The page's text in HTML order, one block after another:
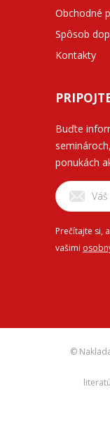
Obchodné
Spôsob
Kontakty
Buďte
ponukách
Prečítajte si,
vašimi
©